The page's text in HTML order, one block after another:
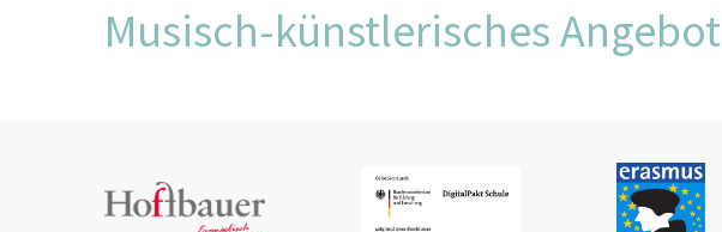
Musisch-künstlerisches Angebot